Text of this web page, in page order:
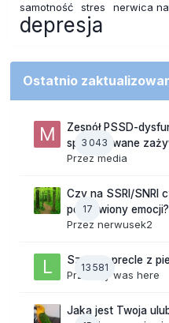
samotność stres nerwica
depresja
Ostatnio
3 043
Zespół PSSD-
spowodowane
Przez media
17
Czy na SSRI/SNRI
pozbawiony emocji?
Przez nerwusek2
13 581
Szalone precle z
Przezlily was here
Jaka jest Twoja